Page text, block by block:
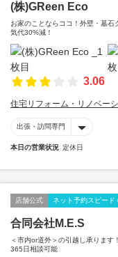
(株)GReen Eco
お家のことならココ！外壁・墓
気代30%減！
3.06
住宅リフォーム・リノベー
出張・訪問専門
本日の営業状況 定休日
店舗公式 ネット予約スピード
合同会社M.E.S
＜市内or道外＞の引越し承りま
365日相談可能